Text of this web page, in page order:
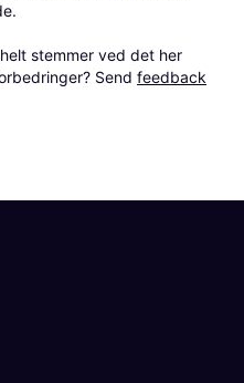
stemmer ved det her
Send feedback